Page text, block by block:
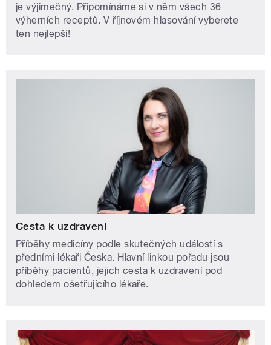
je výjimečný. Připomínáme si v něm všech 36
výherních receptů. V říjnovém hlasování vyberete
ten nejlepší!
Cesta k uzdravení
Příběhy medicíny podle skutečných událostí s
předními lékaři Česka. Hlavní linkou pořadu jsou
příběhy pacientů, jejich cesta k uzdravení pod
dohledem ošetřujícího lékaře.